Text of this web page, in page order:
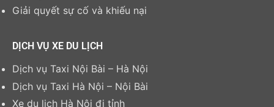
Giải quyết sự cố và khiếu nại
DỊCH VỤ XE DU LỊCH
Dịch vụ Taxi Nội Bài – Hà Nội
Dịch vụ Taxi Hà Nội – Nội Bài
Xe du lịch Hà Nội đi tỉnh